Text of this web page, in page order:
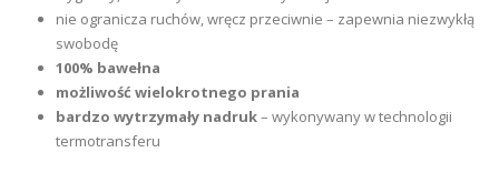
nie ogranicza ruchów, wręcz przeciwnie – zapewnia niezwykłą
swobodę
100% bawełna
możliwość wielokrotnego prania
bardzo wytrzymały nadruk– wykonywany w technologii
termotransferu